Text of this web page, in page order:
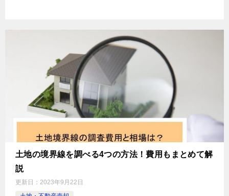
土地の境界線を調べる4つの方法！費用もまとめて解
説
更新日： 2023年9月22日